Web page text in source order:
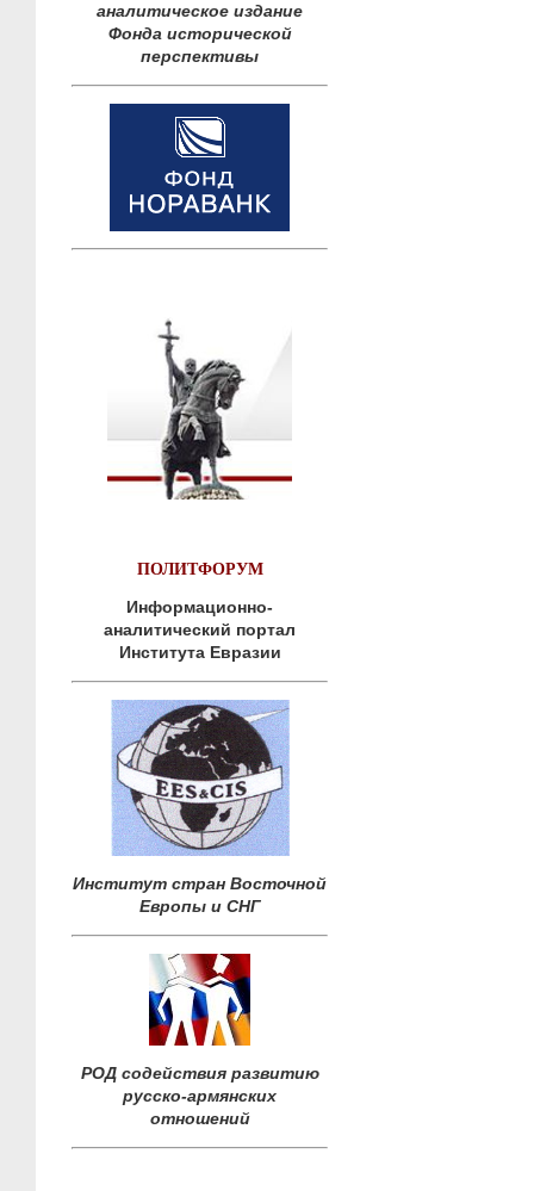
аналитическое издание
Фонда исторической
перспективы
ПОЛИТФОРУМ
Информационно-
аналитический портал
Института Евразии
Институт стран Восточной
Европы и СНГ
РОД содействия развитию
русско-армянских
отношений